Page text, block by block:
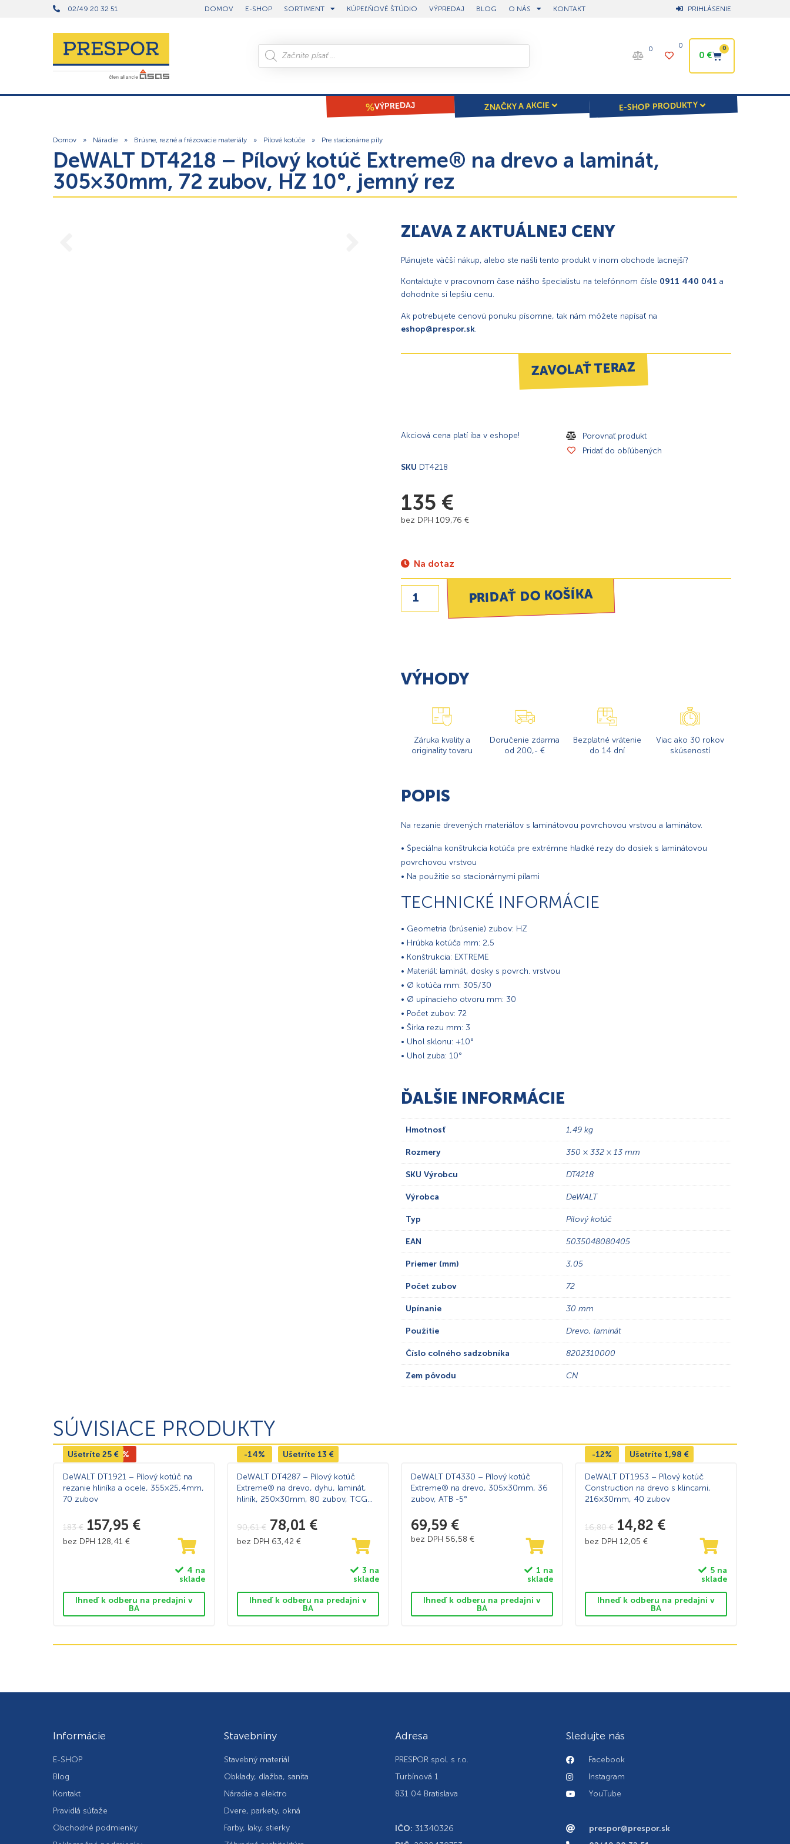
02/49 20 32 51 DOMOV E-SHOP SORTIMENT KÚPEĽŇOVÉ ŠTÚDIO VÝPREDAJ BLOG O NÁS KONTAKT PRIHLÁSENIE
0 0
0€
0
VÝPREDAJ ZNAČKY A AKCIE E-SHOP PRODUKTY
Domov » Náradie » Brúsne, rezné a frézovacie materiály » Pílové kotúče » Pre stacionárne píly
DeWALT DT4218 – Pílový kotúč Extreme® na drevo a laminát,
305×30mm, 72 zubov, HZ 10°, jemný rez
ZĽAVA Z AKTUÁLNEJ CENY
Plánujete väčší nákup, alebo ste našli tento produkt v inom obchode lacnejší?
Kontaktujte v pracovnom čase nášho špecialistu na telefónnom čísle 0911 440 041 a
dohodnite si lepšiu cenu.
Ak potrebujete cenovú ponuku písomne, tak nám môžete napísať na
eshop@prespor.sk.
ZAVOLAŤ TERAZ
Akciová cena platí iba v eshope!
SKU DT4218
Porovnať produkt
Pridať do obľúbených
135 €
bez DPH 109,76 €
Na dotaz
PRIDAŤ DO KOŠÍKA
VÝHODY
Záruka kvality a
originality tovaru
Doručenie zdarma
od 200,- €
Bezplatné vrátenie
do 14 dní
Viac ako 30 rokov
skúseností
POPIS
Na rezanie drevených materiálov s laminátovou povrchovou vrstvou a laminátov.
• Špeciálna konštrukcia kotúča pre extrémne hladké rezy do dosiek s laminátovou
povrchovou vrstvou
• Na použitie so stacionárnymi pílami
TECHNICKÉ INFORMÁCIE
• Geometria (brúsenie) zubov: HZ
• Hrúbka kotúča mm: 2,5
• Konštrukcia: EXTREME
• Materiál: laminát, dosky s povrch. vrstvou
• Ø kotúča mm: 305/30
• Ø upínacieho otvoru mm: 30
• Počet zubov: 72
• Šírka rezu mm: 3
• Uhol sklonu: +10°
• Uhol zuba: 10°
ĎALŠIE INFORMÁCIE
Hmotnosť 1,49 kg
Rozmery 350 × 332 × 13 mm
SKU Výrobcu DT4218
Výrobca DeWALT
Typ Pílový kotúč
EAN 5035048080405
Priemer (mm) 3,05
Počet zubov 72
Upínanie 30 mm
Použitie Drevo, laminát
Číslo colného sadzobníka 8202310000
Zem pôvodu CN
SÚVISIACE PRODUKTY
Výpredaj -14%
Ušetríte 25 €
DeWALT DT1921 – Pílový kotúč na
rezanie hliníka a ocele, 355×25,4mm,
70 zubov
183€ 157,95 €
bez DPH 128,41 €
4 na
sklade
Ihneď k odberu na predajni v
BA
-14% Ušetríte 13 €
DeWALT DT4287 – Pílový kotúč
Extreme® na drevo, dyhu, laminát,
hliník, 250×30mm, 80 zubov, TCG
90,61€ 78,01 €
bez DPH 63,42 €
3 na
sklade
Ihneď k odberu na predajni v
BA
DeWALT DT4330 – Pílový kotúč
Extreme® na drevo, 305×30mm, 36
zubov, ATB -5°
69,59 €
bez DPH 56,58 €
1 na
sklade
Ihneď k odberu na predajni v
BA
-12% Ušetríte 1,98 €
DeWALT DT1953 – Pílový kotúč
Construction na drevo s klincami,
216×30mm, 40 zubov
16,80€ 14,82 €
bez DPH 12,05 €
5 na
sklade
Ihneď k odberu na predajni v
BA
Informácie
E-SHOP
Blog
Kontakt
Pravidlá súťaže
Obchodné podmienky
Stavebniny
Stavebný materiál
Obklady, dlažba, sanita
Náradie a elektro
Dvere, parkety, okná
Farby, laky, stierky
Adresa
PRESPOR spol. s r.o.
Turbínová 1
831 04 Bratislava
IČO: 31340326
Sledujte nás
Facebook
Instagram
YouTube
prespor@prespor.sk